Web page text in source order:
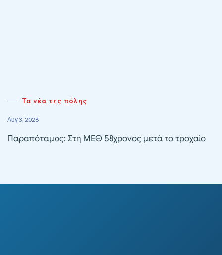
Τα νέα της πόλης
Αυγ 3, 2026
Παραπόταμος: Στη ΜΕΘ 58χρονος μετά το τροχαίο